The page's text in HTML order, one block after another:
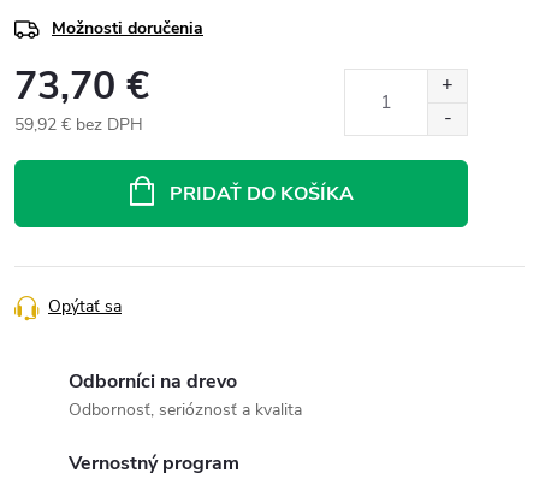
Možnosti doručenia
73,70 €
59,92 € bez DPH
PRIDAŤ DO KOŠÍKA
Opýtať sa
Odborníci na drevo
Odbornosť, serióznosť a kvalita
Vernostný program